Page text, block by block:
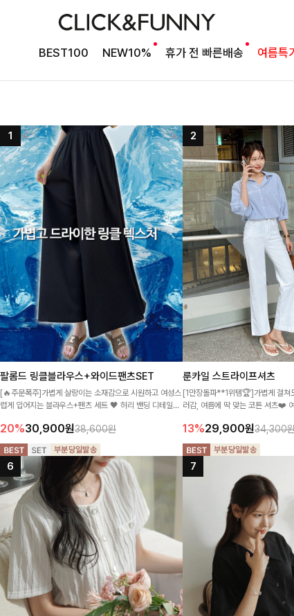
BEST100 NEW10% 휴가 전 빠른배송 여름
팔롬드 링클블라우스+와이드팬츠SET
[🔥주문폭주]가볍게 살랑이는 소재감으로 시원하고 여성스
럽게 입어지는 블라우스+팬츠 세트 🖤 허리 밴딩 디테일로
스럽게 완성!
20%30,900원38,600원
룬카일 스트라이프셔츠
[1만장돌파**1위템🏆]가볍게 걸쳐
러감, 여름에 딱 맞는 코튼 셔츠❤️
매치된답니다:)
13%29,900원34,300